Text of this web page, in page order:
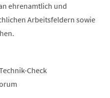
ehrenamtlich und
Arbeitsfeldern sowie
Check